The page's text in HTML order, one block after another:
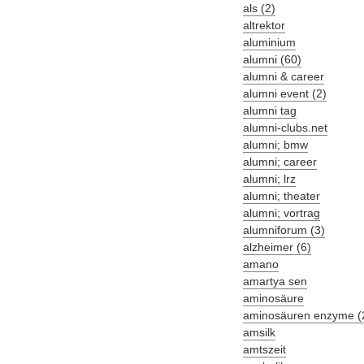
als (2)
altrektor
aluminium
alumni (60)
alumni & career
alumni event (2)
alumni tag
alumni-clubs.net
alumni; bmw
alumni; career
alumni; lrz
alumni; theater
alumni; vortrag
alumniforum (3)
alzheimer (6)
amano
amartya sen
aminosäure
aminosäuren enzyme
amsilk
amtszeit